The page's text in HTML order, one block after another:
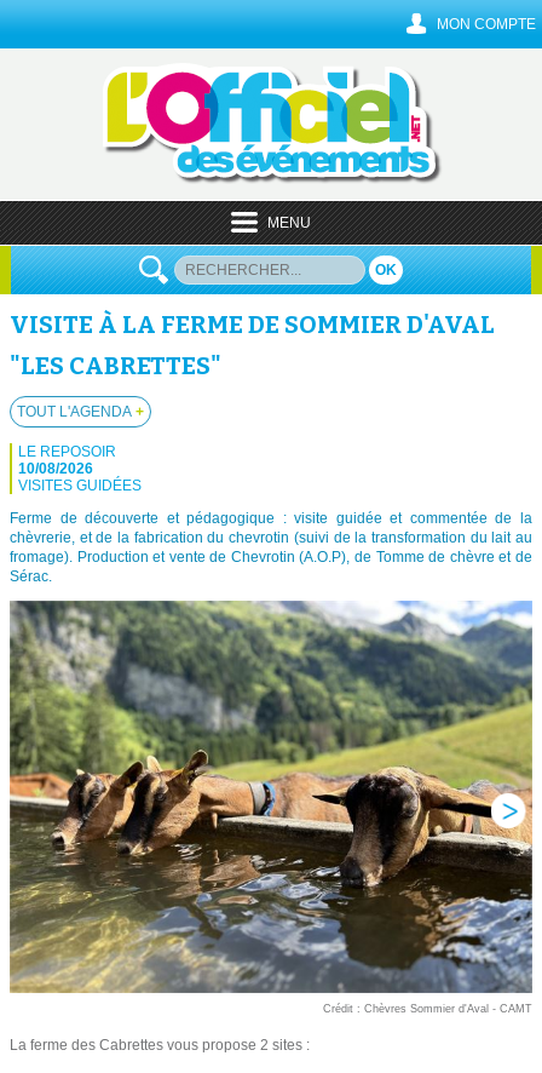
MON COMPTE
MENU
OK
VISITE À LA FERME DE SOMMIER D'AVAL
"LES CABRETTES"
TOUT L'AGENDA +
LE REPOSOIR
10/08/2026
VISITES GUIDÉES
Ferme de découverte et pédagogique : visite guidée et commentée de la
chèvrerie, et de la fabrication du chevrotin (suivi de la transformation du lait au
fromage). Production et vente de Chevrotin (A.O.P), de Tomme de chèvre et de
Sérac.
Crédit : Chèvres Sommier d'Aval - CAMT
La ferme des Cabrettes vous propose 2 sites :